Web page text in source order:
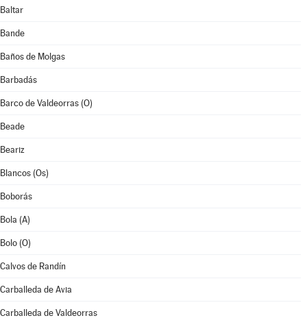
Baltar
Bande
Baños de Molgas
Barbadás
Barco de Valdeorras (O)
Beade
Beariz
Blancos (Os)
Boborás
Bola (A)
Bolo (O)
Calvos de Randín
Carballeda de Avia
Carballeda de Valdeorras